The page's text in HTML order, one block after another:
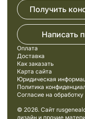
Получить
Написать
Оплата
Доставка
Как заказать
Карта сайта
Юридическая
Политика
Согласие на
© 2026. Сайт
дизайн и прочие